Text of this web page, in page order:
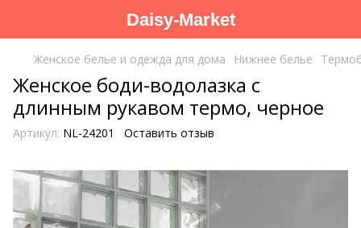
Daisy-Market
Женское белье и одежда для дома Нижнее белье
Женское боди-водолазка с
длинным рукавом термо, черное
Артикул: NL-24201 Оставить отзыв